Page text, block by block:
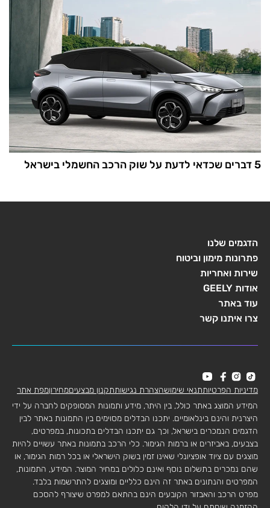
5 דברים שכדאי לדעת על שוק הרכב החשמלי בישראל
הדגמים שלנו
פתרונות מימון וביטוח
שירות ואחריות
אודות GEELY
עוד באתר
צרו איתנו קשר
מדיניות הפרטיותתנאי שימושהצהרת נגישותתקנון מבצעיםמחירוןמפת אתר
המידע המוצג באתר כולל, בין היתר, מידע ותמונות המסופקים לחברה על ידי
היצרנית והינם בינלאומיים. יתכנו הבדלים מסוימים בין התמונות באתר לבין
הדגמים הנמכרים בישראל, וכך גם יתכנו הבדלים בתכונות, במפרטים,
בצבעים, באביזרים או ברמות הגימור. כלי הרכב בתמונות באתר עשויים להיות
מוצגים עם ציוד אופציונלי שאינו זמין בשוק הישראלי או בכל רמות הגימור, או
שהם נמכרים בתשלום נוסף ואינם כלולים במחיר המוצר. המידע, התמונות,
המפרטים והנתונים באתר זה הינם כלליים ומוצגים להתרשמות בלבד.
מפרט הרכב והאבזור הקובעים הינם בהתאם למפרט שיצורף להסכם